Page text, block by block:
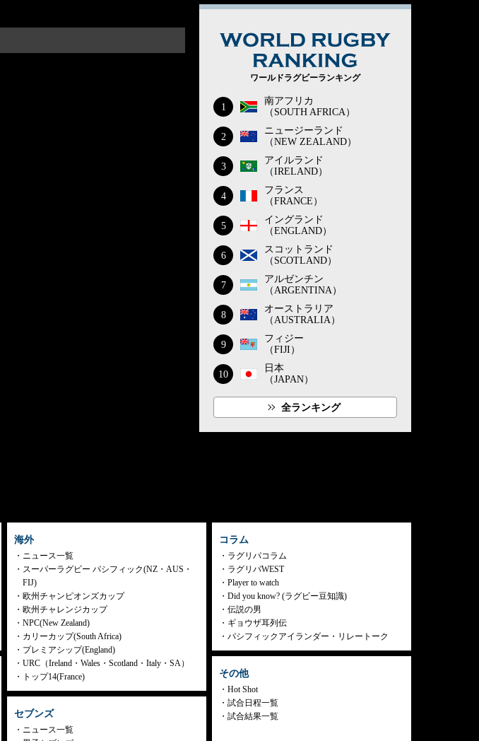
ワールドラグビーランキング
1
南アフリカ
（SOUTH AFRICA）
2
ニュージーランド
（NEW ZEALAND）
3
アイルランド
（IRELAND）
4
フランス
（FRANCE）
5
イングランド
（ENGLAND）
6
スコットランド
（SCOTLAND）
7
アルゼンチン
（ARGENTINA）
8
オーストラリア
（AUSTRALIA）
9
フィジー
（FIJI）
10
日本
（JAPAN）
全ランキング
海外
ニュース一覧
スーパーラグビー パシフィック(NZ・AUS・
FIJ)
欧州チャンピオンズカップ
欧州チャレンジカップ
NPC(New Zealand)
カリーカップ(South Africa)
プレミアシップ(England)
URC（Ireland・Wales・Scotland・Italy・SA）
トップ14(France)
セブンズ
ニュース一覧
コラム
ラグリパコラム
ラグリパWEST
Player to watch
Did you know? (ラグビー豆知識)
伝説の男
ギョウザ耳列伝
パシフィックアイランダー・リレートーク
その他
Hot Shot
試合日程一覧
試合結果一覧